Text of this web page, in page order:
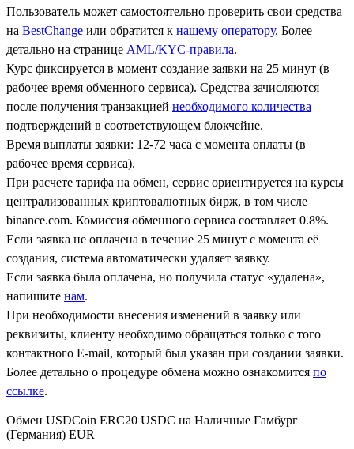
Пользователь может самостоятельно проверить свои средства
на BestChange или обратится к нашему оператору. Более
детально на странице AML/KYC-правила.
Курс фиксируется в момент создание заявки на 25 минут (в
рабочее время обменного сервиса). Средства зачисляются
после получения транзакцией необходимого количества
подтверждений в соответствующем блокчейне.
Время выплаты заявки: 12-72 часа с момента оплаты (в
рабочее время сервиса).
При расчете тарифа на обмен, сервис ориентируется на курсы
централизованных криптовалютных бирж, в том числе
binance.com. Комиссия обменного сервиса составляет 0.8%.
Если заявка не оплачена в течение 25 минут с момента её
создания, система автоматически удаляет заявку.
Если заявка была оплачена, но получила статус «удалена»,
напишите нам.
При необходимости внесения изменений в заявку или
реквизиты, клиенту необходимо обращаться только с того
контактного Е-mail, который был указан при создании заявки.
Более детально о процедуре обмена можно ознакомится по
ссылке.
Обмен USDCoin ERC20 USDC на Наличные Гамбург
(Германия) EUR